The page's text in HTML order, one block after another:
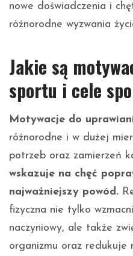
nowe doświadczenia i
różnorodne wyzwania
Jakie są
sportu i cele
Motywacje do
różnorodne i w dużej
potrzeb oraz zamierzeń
wskazuje na chęć
najważniejszy powód.
fizyczna nie tylko
naczyniowy, ale także
organizmu oraz redukuje